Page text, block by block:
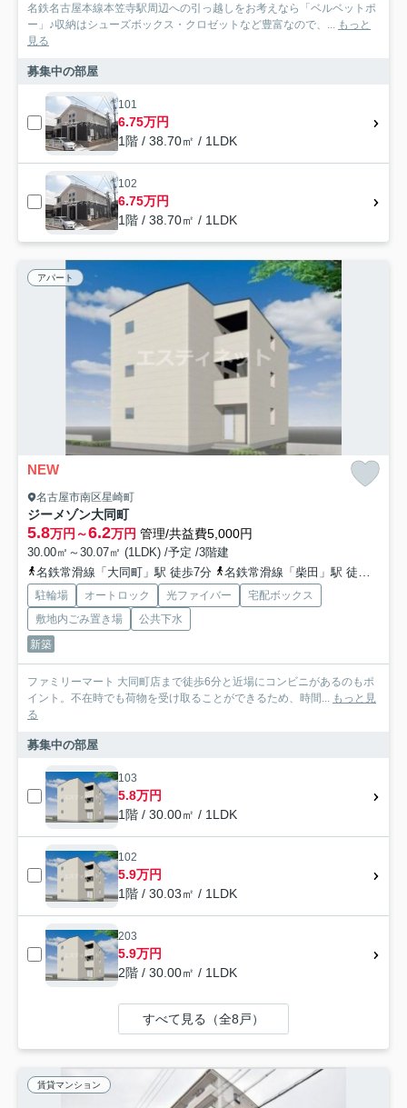
名鉄名古屋本線本笠寺駅周辺への引っ越しをお考えなら「ベルベットポ
ー」♪収納はシューズボックス・クロゼットなど豊富なので、... もっと
見る
募集中の部屋
101
6.75万円
1階 / 38.70㎡ / 1LDK
102
6.75万円
1階 / 38.70㎡ / 1LDK
アパート
NEW
名古屋市南区星崎町
ジーメゾン大同町
5.8万円～6.2万円 管理/共益費5,000円
30.00㎡～30.07㎡ (1LDK) /予定 /3階建
名鉄常滑線「大同町」駅 徒歩7分
名鉄常滑線「柴田」駅 徒歩20分
駐輪場 オートロック 光ファイバー
宅配ボックス
敷地内ごみ置き場
公共下水
新築
ファミリーマート 大同町店まで徒歩6分と近場にコンビニがあるのもポ
イント。不在時でも荷物を受け取ることができるため、時間... もっと見
る
募集中の部屋
103
5.8万円
1階 / 30.00㎡ / 1LDK
102
5.9万円
1階 / 30.03㎡ / 1LDK
203
5.9万円
2階 / 30.00㎡ / 1LDK
すべて見る（全8戸）
賃貸マンション